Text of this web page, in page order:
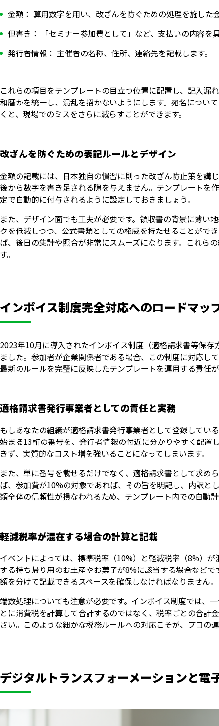
金額： 算用数字を用い、改ざんを防ぐための処理を施した
但書き： 「セミナー参加費として」など、支払いの内容を
発行者情報： 主催者の名称、住所、連絡先を記載します。
これらの項目をテンプレートの目立つ位置に配置し、記入漏
和暦かを統一し、混乱を招かないようにします。宛名につい
くと、現場でのミスをさらに減らすことができます。
改ざんを防ぐための表記ルールとデザイン
金額の記載には、日本独自の慣習に則った改ざん防止策を
後から数字を書き足される隙を与えません。テンプレートを
定で自動的に付与されるように設定しておきましょう。
また、デザイン面でも工夫が必要です。領収書の背景に薄い
クを低減しつつ、公式書類としての権威を持たせることがで
ば、後日の集計や照合が非常にスムーズになります。これら
す。
インボイス制度完全対応へのロードマッ
2023年10月に導入されたインボイス制度（適格請求書等保
ました。参加者が企業関係者である場合、この制度に対応し
最新のルールを完璧に反映したテンプレートを運用する責任
適格請求書発行事業者としての責任と実務
もしあなたの組織が適格請求書発行事業者として登録してい
始まる13桁の番号を、発行者情報の付近に分かりやすく配置
きず、実質的なコスト増を強いることになってしまいます。
また、単に番号を載せるだけでなく、適格請求書として求め
ば、参加費が10%の対象であれば、その旨を明記し、内訳と
類全体の信頼性が損なわれるため、テンプレート内での自動
軽減税率が混在する場合の計算と記載
イベントによっては、標準税率（10%）と軽減税率（8%）
する持ち帰り用のお土産やお菓子が8%に該当する場合など
額を分けて記載できるスペースを確保しなければなりません。
端数処理についても注意が必要です。インボイス制度では、
とに消費税を計算して合計するのではなく、税率ごとの合
さい。このような細かな税務ルールへの対応こそが、プロの
デジタルトランスフォーメーションと電